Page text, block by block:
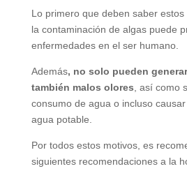
Lo primero que deben saber
la contaminación de algas puede
enfermedades en el ser humano.
Además, no solo pueden
también malos olores , así como
consumo de agua o incluso
agua potable.
Por todos estos motivos, es
siguientes recomendaciones a la